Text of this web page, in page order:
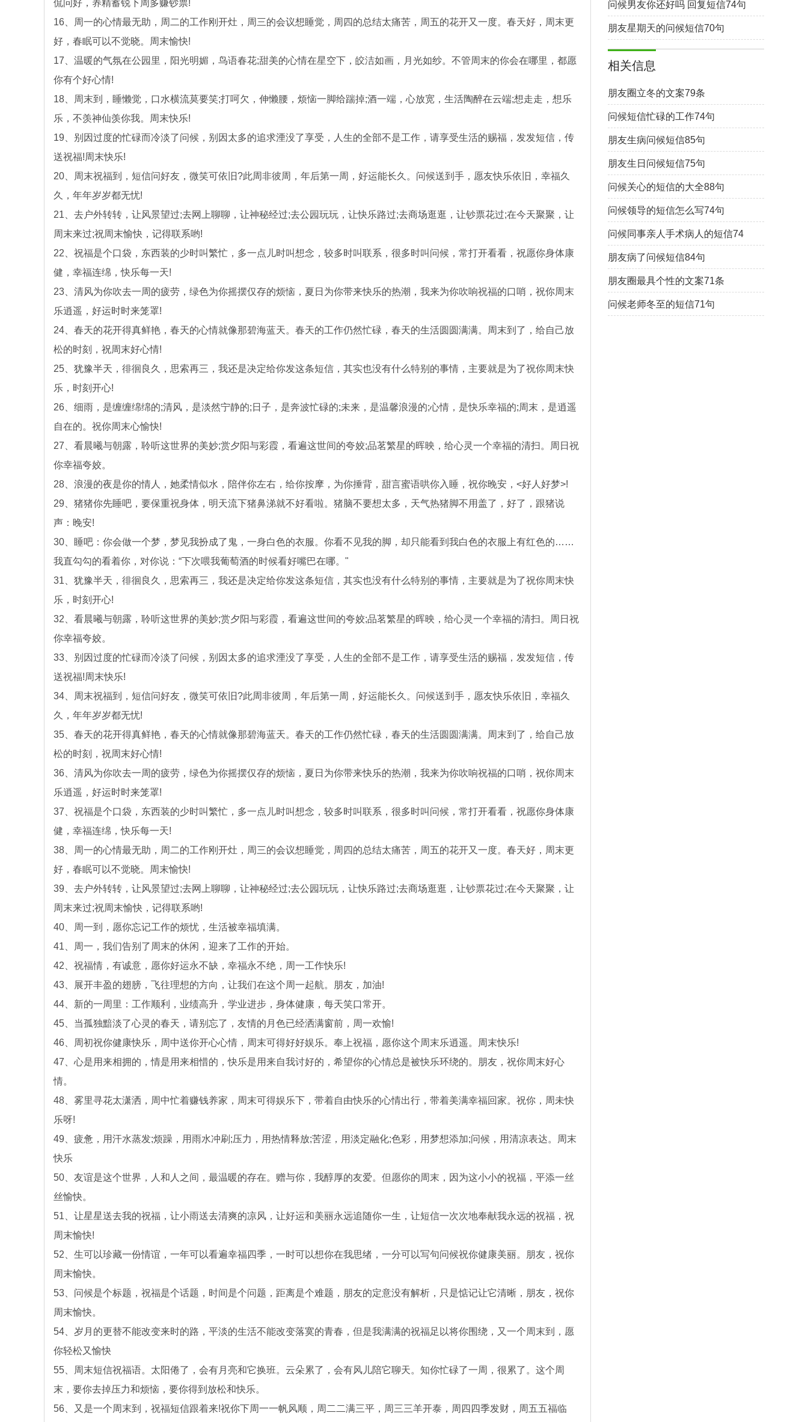
侃问好，养精蓄锐下周多赚钞票!
16、周一的心情最无助，周二的工作刚开灶，周三的会议想睡觉，周四的总结太痛苦，周五的花开又一度。春天好，周末更
好，春眠可以不觉晓。周末愉快!
17、温暖的气氛在公园里，阳光明媚，鸟语春花;甜美的心情在星空下，皎洁如画，月光如纱。不管周末的你会在哪里，都愿
你有个好心情!
18、周末到，睡懒觉，口水横流莫要笑;打呵欠，伸懒腰，烦恼一脚给踹掉;酒一端，心放宽，生活陶醉在云端;想走走，想乐
乐，不羡神仙羡你我。周末快乐!
19、别因过度的忙碌而冷淡了问候，别因太多的追求湮没了享受，人生的全部不是工作，请享受生活的赐福，发发短信，传
送祝福!周末快乐!
20、周末祝福到，短信问好友，微笑可依旧?此周非彼周，年后第一周，好运能长久。问候送到手，愿友快乐依旧，幸福久
久，年年岁岁都无忧!
21、去户外转转，让风景望过;去网上聊聊，让神秘经过;去公园玩玩，让快乐路过;去商场逛逛，让钞票花过;在今天聚聚，让
周末来过;祝周末愉快，记得联系哟!
22、祝福是个口袋，东西装的少时叫繁忙，多一点儿时叫想念，较多时叫联系，很多时叫问候，常打开看看，祝愿你身体康
健，幸福连绵，快乐每一天!
23、清风为你吹去一周的疲劳，绿色为你摇摆仅存的烦恼，夏日为你带来快乐的热潮，我来为你吹响祝福的口哨，祝你周末
乐逍遥，好运时时来笼罩!
24、春天的花开得真鲜艳，春天的心情就像那碧海蓝天。春天的工作仍然忙碌，春天的生活圆圆满满。周末到了，给自己放
松的时刻，祝周末好心情!
25、犹豫半天，徘徊良久，思索再三，我还是决定给你发这条短信，其实也没有什么特别的事情，主要就是为了祝你周末快
乐，时刻开心!
26、细雨，是缠缠绵绵的;清风，是淡然宁静的;日子，是奔波忙碌的;未来，是温馨浪漫的;心情，是快乐幸福的;周末，是逍遥
自在的。祝你周末心愉快!
27、看晨曦与朝露，聆听这世界的美妙;赏夕阳与彩霞，看遍这世间的夸姣;品茗繁星的晖映，给心灵一个幸福的清扫。周日祝
你幸福夸姣。
28、浪漫的夜是你的情人，她柔情似水，陪伴你左右，给你按摩，为你捶背，甜言蜜语哄你入睡，祝你晚安，<好人好梦>!
29、猪猪你先睡吧，要保重祝身体，明天流下猪鼻涕就不好看啦。猪脑不要想太多，天气热猪脚不用盖了，好了，跟猪说
声：晚安!
30、睡吧：你会做一个梦，梦见我扮成了鬼，一身白色的衣服。你看不见我的脚，却只能看到我白色的衣服上有红色的……
我直勾勾的看着你，对你说：“下次喂我葡萄酒的时候看好嘴巴在哪。"
31、犹豫半天，徘徊良久，思索再三，我还是决定给你发这条短信，其实也没有什么特别的事情，主要就是为了祝你周末快
乐，时刻开心!
32、看晨曦与朝露，聆听这世界的美妙;赏夕阳与彩霞，看遍这世间的夸姣;品茗繁星的晖映，给心灵一个幸福的清扫。周日祝
你幸福夸姣。
33、别因过度的忙碌而冷淡了问候，别因太多的追求湮没了享受，人生的全部不是工作，请享受生活的赐福，发发短信，传
送祝福!周末快乐!
34、周末祝福到，短信问好友，微笑可依旧?此周非彼周，年后第一周，好运能长久。问候送到手，愿友快乐依旧，幸福久
久，年年岁岁都无忧!
35、春天的花开得真鲜艳，春天的心情就像那碧海蓝天。春天的工作仍然忙碌，春天的生活圆圆满满。周末到了，给自己放
松的时刻，祝周末好心情!
36、清风为你吹去一周的疲劳，绿色为你摇摆仅存的烦恼，夏日为你带来快乐的热潮，我来为你吹响祝福的口哨，祝你周末
乐逍遥，好运时时来笼罩!
37、祝福是个口袋，东西装的少时叫繁忙，多一点儿时叫想念，较多时叫联系，很多时叫问候，常打开看看，祝愿你身体康
健，幸福连绵，快乐每一天!
38、周一的心情最无助，周二的工作刚开灶，周三的会议想睡觉，周四的总结太痛苦，周五的花开又一度。春天好，周末更
好，春眠可以不觉晓。周末愉快!
39、去户外转转，让风景望过;去网上聊聊，让神秘经过;去公园玩玩，让快乐路过;去商场逛逛，让钞票花过;在今天聚聚，让
周末来过;祝周末愉快，记得联系哟!
40、周一到，愿你忘记工作的烦忧，生活被幸福填满。
41、周一，我们告别了周末的休闲，迎来了工作的开始。
42、祝福情，有诚意，愿你好运永不缺，幸福永不绝，周一工作快乐!
43、展开丰盈的翅膀，飞往理想的方向，让我们在这个周一起航。朋友，加油!
44、新的一周里：工作顺利，业绩高升，学业进步，身体健康，每天笑口常开。
45、当孤独黯淡了心灵的春天，请别忘了，友情的月色已经洒满窗前，周一欢愉!
46、周初祝你健康快乐，周中送你开心心情，周末可得好好娱乐。奉上祝福，愿你这个周末乐逍遥。周末快乐!
47、心是用来相拥的，情是用来相惜的，快乐是用来自我讨好的，希望你的心情总是被快乐环绕的。朋友，祝你周末好心
情。
48、雾里寻花太潇洒，周中忙着赚钱养家，周末可得娱乐下，带着自由快乐的心情出行，带着美满幸福回家。祝你，周未快
乐呀!
49、疲惫，用汗水蒸发;烦躁，用雨水冲刷;压力，用热情释放;苦涩，用淡定融化;色彩，用梦想添加;问候，用清凉表达。周末
快乐
50、友谊是这个世界，人和人之间，最温暖的存在。赠与你，我醇厚的友爱。但愿你的周末，因为这小小的祝福，平添一丝
丝愉快。
51、让星星送去我的祝福，让小雨送去清爽的凉风，让好运和美丽永远追随你一生，让短信一次次地奉献我永远的祝福，祝
周末愉快!
52、生可以珍藏一份情谊，一年可以看遍幸福四季，一时可以想你在我思绪，一分可以写句问候祝你健康美丽。朋友，祝你
周末愉快。
53、问候是个标题，祝福是个话题，时间是个问题，距离是个难题，朋友的定意没有解析，只是惦记让它清晰，朋友，祝你
周末愉快。
54、岁月的更替不能改变来时的路，平淡的生活不能改变落寞的青春，但是我满满的祝福足以将你围绕，又一个周末到，愿
你轻松又愉快
55、周末短信祝福语。太阳倦了，会有月亮和它换班。云朵累了，会有风儿陪它聊天。知你忙碌了一周，很累了。这个周
末，要你去掉压力和烦恼，要你得到放松和快乐。
56、又是一个周末到，祝福短信跟着来!祝你下周一一帆风顺，周二二满三平，周三三羊开泰，周四四季发财，周五五福临
问候男友你还好吗 回复短信74句
朋友星期天的问候短信70句
相关信息
朋友圈立冬的文案79条
问候短信忙碌的工作74句
朋友生病问候短信85句
朋友生日问候短信75句
问候关心的短信的大全88句
问候领导的短信怎么写74句
问候同事亲人手术病人的短信74
句
朋友病了问候短信84句
朋友圈最具个性的文案71条
问候老师冬至的短信71句